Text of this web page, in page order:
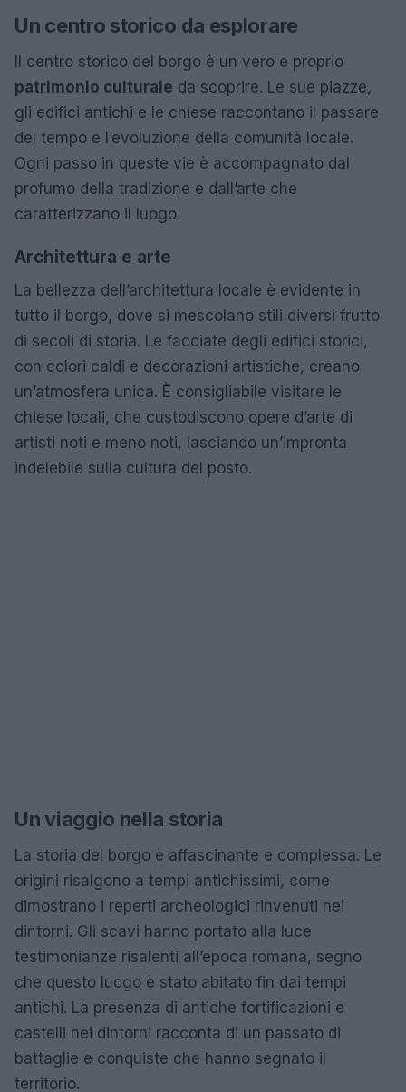
Un centro storico da esplorare
Il centro storico del borgo è un vero e proprio
patrimonio culturale da scoprire. Le sue piazze,
gli edifici antichi e le chiese raccontano il passare
del tempo e l’evoluzione della comunità locale.
Ogni passo in queste vie è accompagnato dal
profumo della tradizione e dall’arte che
caratterizzano il luogo.
Architettura e arte
La bellezza dell’architettura locale è evidente in
tutto il borgo, dove si mescolano stili diversi frutto
di secoli di storia. Le facciate degli edifici storici,
con colori caldi e decorazioni artistiche, creano
un’atmosfera unica. È consigliabile visitare le
chiese locali, che custodiscono opere d’arte di
artisti noti e meno noti, lasciando un’impronta
indelebile sulla cultura del posto.
Un viaggio nella storia
La storia del borgo è affascinante e complessa. Le
origini risalgono a tempi antichissimi, come
dimostrano i reperti archeologici rinvenuti nei
dintorni. Gli scavi hanno portato alla luce
testimonianze risalenti all’epoca romana, segno
che questo luogo è stato abitato fin dai tempi
antichi. La presenza di antiche fortificazioni e
castelli nei dintorni racconta di un passato di
battaglie e conquiste che hanno segnato il
territorio.